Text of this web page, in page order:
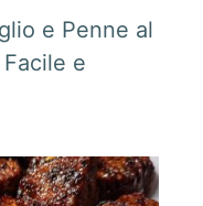
e Penne al
e